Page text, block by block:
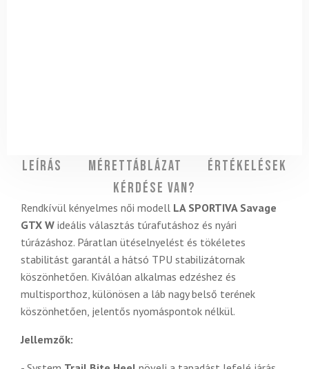
Leírás Mérettáblázat
Értékelések
Kérdése van?
Rendkívül kényelmes női modell LA SPORTIVA Savage
GTX W ideális választás túrafutáshoz és nyári
túrázáshoz. Páratlan ütéselnyelést és tökéletes
stabilitást garantál a hátsó TPU stabilizátornak
köszönhetően. Kiválóan alkalmas edzéshez és
multisporthoz, különösen a láb nagy belső terének
köszönhetően, jelentős nyomáspontok nélkül.
Jellemzők: